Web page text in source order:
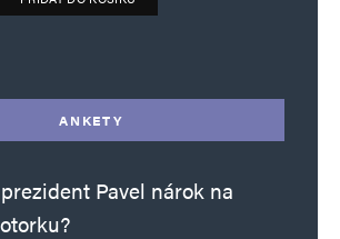
bez reklam množství
ANKETY
Pavel nárok na